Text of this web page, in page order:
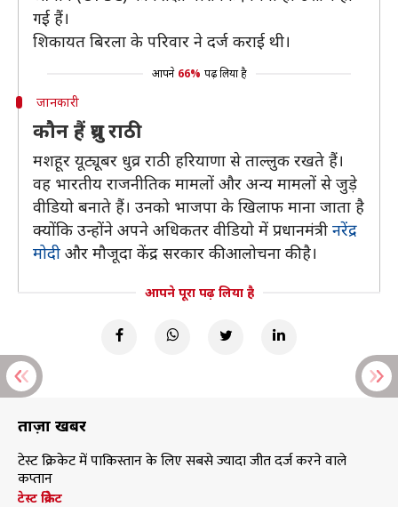
गई हैं।
शिकायत बिरला के परिवार ने दर्ज कराई थी।
आपने 66% पढ़ लिया है
जानकारी
कौन हैं ध्रुव राठी
मशहूर यूट्यूबर धुव्र राठी हरियाणा से ताल्लुक रखते हैं।
वह भारतीय राजनीतिक मामलों और अन्य मामलों से जुड़े
वीडियो बनाते हैं। उनको भाजपा के खिलाफ माना जाता है
क्योंकि उन्होंने अपने अधिकतर वीडियो में प्रधानमंत्री नरेंद्र
मोदी और मौजूदा केंद्र सरकार की आलोचना की है।
आपने पूरा पढ़ लिया है
ताज़ा खबरें
टेस्ट क्रिकेट में पाकिस्तान के लिए सबसे ज्यादा जीत दर्ज करने वाले
कप्तान
टेस्ट क्रिकेट